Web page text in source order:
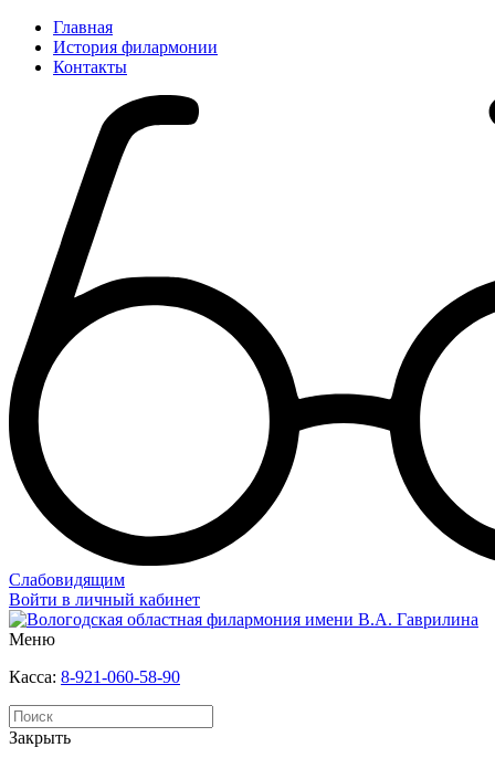
Главная
История филармонии
Контакты
Слабовидящим
Войти в личный кабинет
Меню
Касса: 8-921-060-58-90
Закрыть